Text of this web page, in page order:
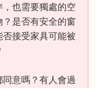
，也需要獨處的空
是否有安全的窗
接受家具可能被
同意嗎？有人會過